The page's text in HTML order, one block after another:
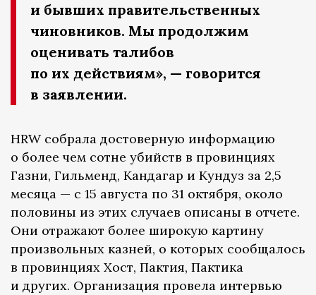
и бывших правительственных
чиновников. Мы продолжим
оценивать талибов
по их действиям», — говорится
в заявлении.
HRW собрала достоверную информацию
о более чем сотне убийств в провинциях
Газни, Гильменд, Кандагар и Кундуз за 2,5
месяца — с 15 августа по 31 октября, около
половины из этих случаев описаны в отчете.
Они отражают более широкую картину
произвольных казней, о которых сообщалось
в провинциях Хост, Пактия, Пактика
и других. Организация провела интервью